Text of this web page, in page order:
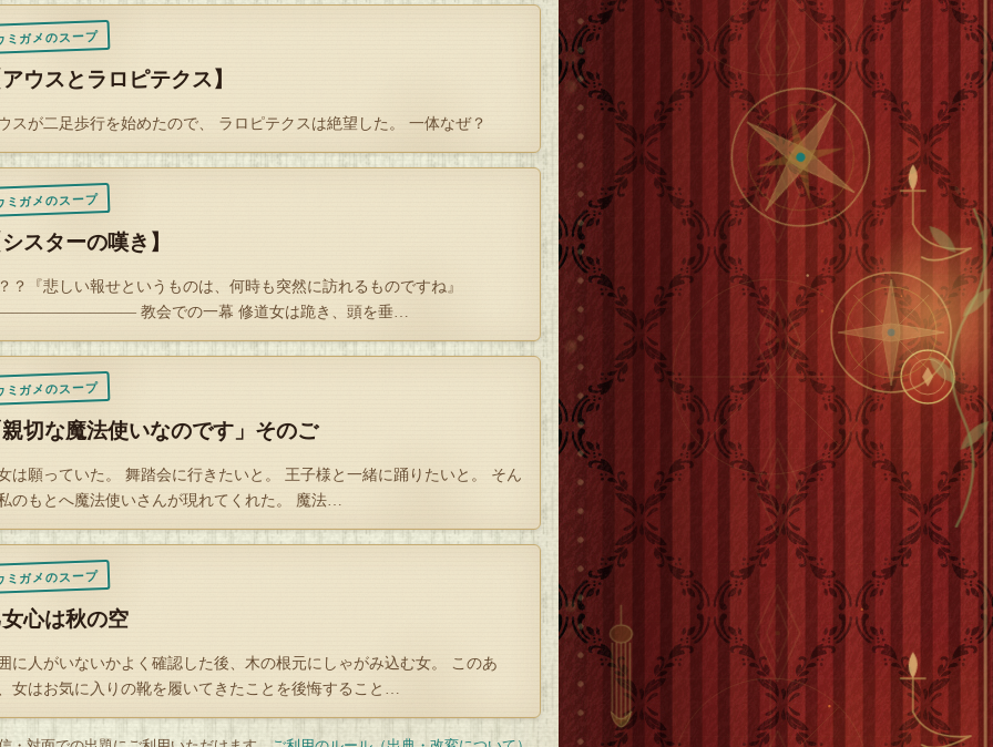
ミガメのスープ
ウスとラロピテクス】
スが二足歩行を始めたので、 ラロピテクスは絶望した。 一体なぜ？
ミガメのスープ
スターの嘆き】
？『悲しい報せというものは、何時も突然に訪れるものですね』
教会での一幕 修道女は跪き、頭を垂…
ミガメのスープ
切な魔法使いなのです」そのご
は願っていた。 舞踏会に行きたいと。 王子様と一緒に踊りたいと。 そん
のもとへ魔法使いさんが現れてくれた。 魔法…
ミガメのスープ
心は秋の空
に人がいないかよく確認した後、木の根元にしゃがみ込む女。 このあ
女はお気に入りの靴を履いてきたことを後悔すること…